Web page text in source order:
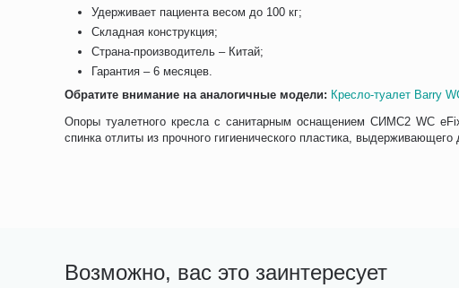
Удерживает пациента весом до 100 кг;
Складная конструкция;
Страна-производитель – Китай;
Гарантия – 6 месяцев.
Обратите внимание на аналогичные модели: Кресло-туалет Barry
Опоры туалетного кресла с санитарным оснащением СИМС2 WC
спинка отлиты из прочного гигиенического пластика,
Возможно, вас это заинтересует